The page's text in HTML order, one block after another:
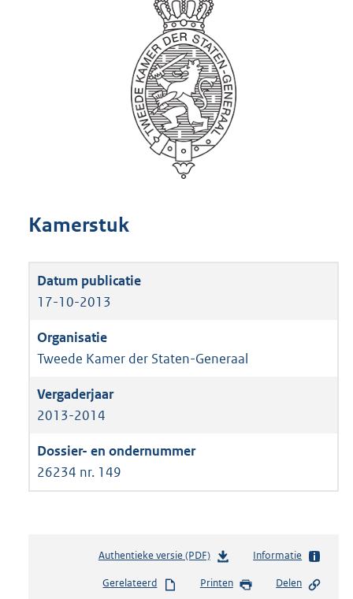
Kamerstuk
17-10-2013
Tweede Kamer der Staten-Generaal
2013-2014
26234 nr. 149
Authentieke versie (PDF)b
s
Informatie
Gerelateerd Printen Delen